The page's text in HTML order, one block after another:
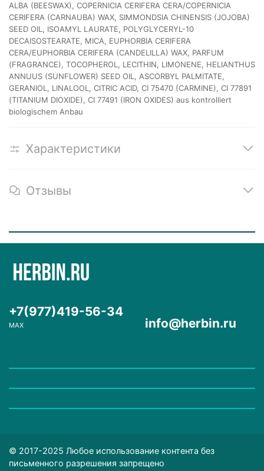
ALBA (BEESWAX), COPERNICIA CERIFERA CERA/COPERNICIA
CERIFERA (CARNAUBA) WAX, SIMMONDSIA CHINENSIS (JOJOBA)
SEED OIL, ISOAMYL LAURATE, POLYGLYCERYL-10
DECAISOSTEARATE, MICA, EUPHORBIA CERIFERA
CERA/EUPHORBIA CERIFERA (CANDELILLA) WAX, PARFUM
(FRAGRANCE), TOCOPHEROL, LECITHIN, LIMONENE, HELIANTHUS
ANNUUS (SUNFLOWER) SEED OIL, ASCORBYL PALMITATE,
GERANIOL, LINALOOL, CITRIC ACID, CI 75470 (CARMINE), CI 77891
(TITANIUM DIOXIDE), CI 77491 (IRON OXIDES) aus kontrolliert
biologischem Anbau
Характеристики
Отзывы
+7(977)419-56-34
MAX info@herbin.ru
© 2017-2025 Любое использование контента без
письменного разрешения запрещено